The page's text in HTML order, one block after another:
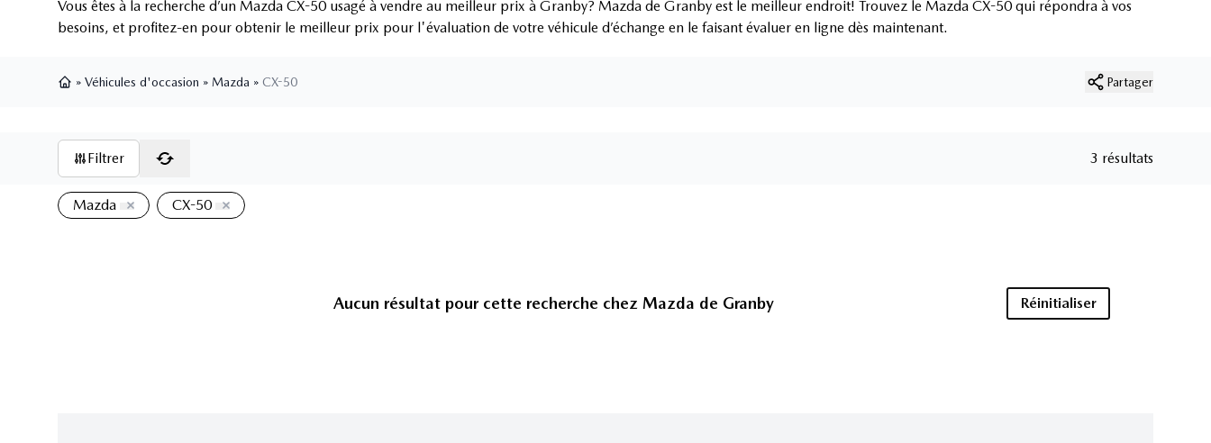
Vous êtes à la recherche d’un Mazda CX-50 usagé à vendre au meilleur prix à Granby? Mazda de Granby est le meilleur endroit! Trouvez le Mazda CX-50 qui répondra à vos
besoins, et profitez-en pour obtenir le meilleur prix pour l'évaluation de votre véhicule d’échange en le faisant évaluer en ligne dès maintenant.
» Véhicules d'occasion » Mazda » CX-50 Partager
Filtrer 3 résultats
Mazda CX-50
Aucun résultat pour cette recherche chez Mazda de Granby Réinitialiser